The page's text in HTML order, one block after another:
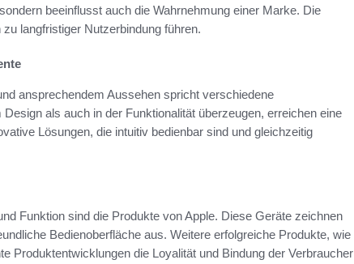
beeinflusst auch die Wahrnehmung einer Marke. Die
langfristiger Nutzerbindung führen.
ansprechendem Aussehen spricht verschiedene
als auch in der Funktionalität überzeugen, erreichen eine
Lösungen, die intuitiv bedienbar sind und gleichzeitig
Funktion sind die Produkte von Apple. Diese Geräte zeichnen
Bedienoberfläche aus. Weitere erfolgreiche Produkte, wie
Produktentwicklungen die Loyalität und Bindung der Verbraucher